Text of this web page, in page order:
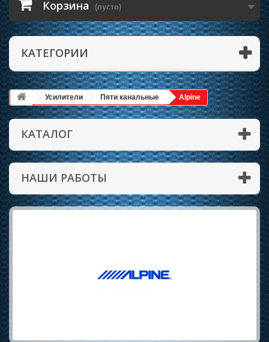
Корзина (пусто)
КАТЕГОРИИ
Усилители Пяти канальные Alpine
КАТАЛОГ
НАШИ РАБОТЫ